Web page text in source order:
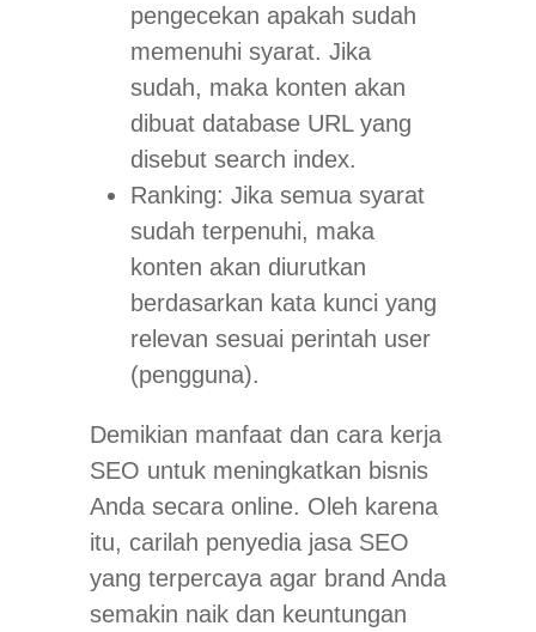
pengecekan apakah sudah
memenuhi syarat. Jika
sudah, maka konten akan
dibuat database URL yang
disebut search index.
Ranking: Jika semua syarat
sudah terpenuhi, maka
konten akan diurutkan
berdasarkan kata kunci yang
relevan sesuai perintah user
(pengguna).
Demikian manfaat dan cara kerja
SEO untuk meningkatkan bisnis
Anda secara online. Oleh karena
itu, carilah penyedia jasa SEO
yang terpercaya agar brand Anda
semakin naik dan keuntungan